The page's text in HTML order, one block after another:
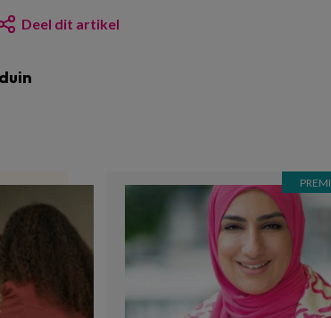
Deel dit artikel